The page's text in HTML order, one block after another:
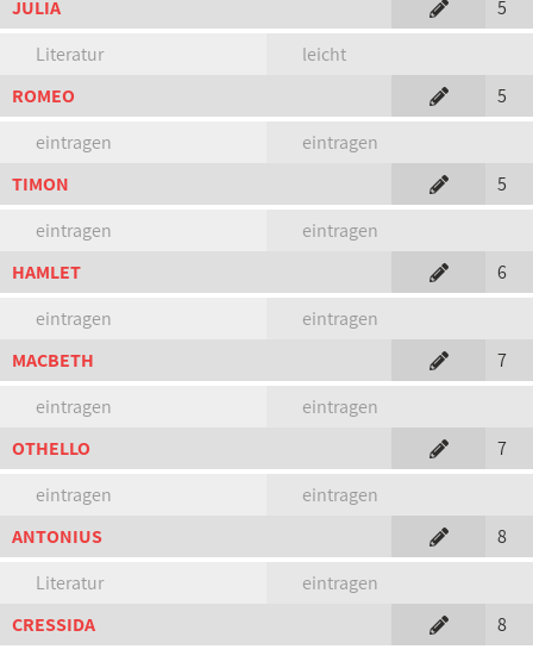
JULIA
5
Literatur
leicht
ROMEO
5
eintragen
eintragen
TIMON
5
eintragen
eintragen
HAMLET
6
eintragen
eintragen
MACBETH
7
eintragen
eintragen
OTHELLO
7
eintragen
eintragen
ANTONIUS
8
Literatur
eintragen
CRESSIDA
8